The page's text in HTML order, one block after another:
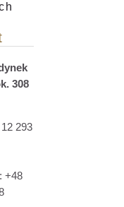
308
293
+48